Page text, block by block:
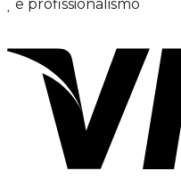
e profissionalismo